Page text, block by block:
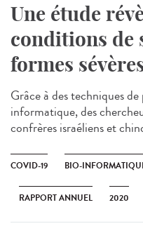
Une étude
conditions de
formes
Grâce à des techniques
informatique, des
confrères israéliens et
COVID-19 BIO-
RAPPORT ANNUEL 2020